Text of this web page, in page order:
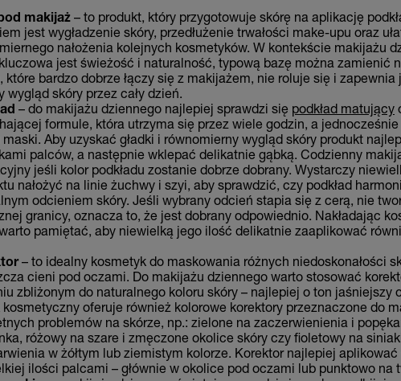
makijaż – to produkt, który przygotowuje skórę na aplikację
jest wygładzenie skóry, przedłużenie trwałości make-upu oraz
nałożenia kolejnych kosmetyków. W kontekście makijażu
jest świeżość i naturalność, typową bazę można zamienić
które bardzo dobrze łączy się z makijażem, nie roluje się i zapewnia
wygląd skóry przez cały dzień.
– do makijażu dziennego najlepiej sprawdzi się podkład matujący
formule, która utrzyma się przez wiele godzin, a
Aby uzyskać gładki i równomierny wygląd skóry produkt
palców, a następnie wklepać delikatnie gąbką. Codzienny
jeśli kolor podkładu zostanie dobrze dobrany. Wystarczy
nałożyć na linie żuchwy i szyi, aby sprawdzić, czy podkład
odcieniem skóry. Jeśli wybrany odcień stapia się z cerą, nie
granicy, oznacza to, że jest dobrany odpowiednio. Nakładając
pamiętać, aby niewielką jego ilość delikatnie zaaplikować
– to idealny kosmetyk do maskowania różnych niedoskonałości
cieni pod oczami. Do makijażu dziennego warto stosować
zbliżonym do naturalnego koloru skóry – najlepiej o ton jaśniejszy
kosmetyczny oferuje również kolorowe korektory przeznaczone do
problemów na skórze, np.: zielone na zaczerwienienia i
różowy na szare i zmęczone okolice skóry czy fioletowy na
w żółtym lub ziemistym kolorze. Korektor najlepiej aplikować
ilości palcami – głównie w okolice pod oczami lub punktowo na